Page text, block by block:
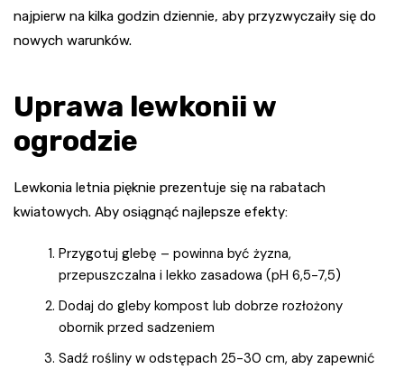
najpierw na kilka godzin dziennie, aby przyzwyczaiły się do
nowych warunków.
Uprawa lewkonii w
ogrodzie
Lewkonia letnia pięknie prezentuje się na rabatach
kwiatowych. Aby osiągnąć najlepsze efekty:
Przygotuj glebę – powinna być żyzna,
przepuszczalna i lekko zasadowa (pH 6,5-7,5)
Dodaj do gleby kompost lub dobrze rozłożony
obornik przed sadzeniem
Sadź rośliny w odstępach 25-30 cm, aby zapewnić